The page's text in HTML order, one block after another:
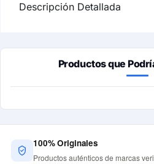
Descripción Detallada
Productos que
100% Originales
Productos auténticos de marcas